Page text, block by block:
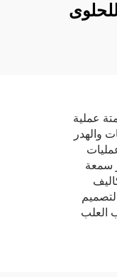
عملية
والهدر
بين عمليات
سمعة
العلب